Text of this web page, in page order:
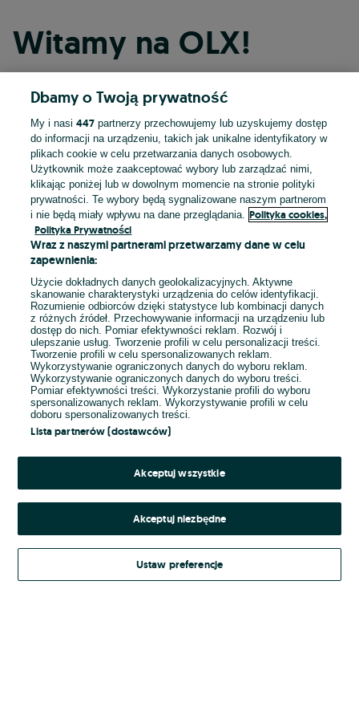
Witamy na OLX!
Kontynuuj przez Facebooka
Kontynuuj przez konto Apple
Kontynuuj przez konto Google
LUB
E-mail
Hasło
Kontynuując za pośrednictwem jednego z dostawców wskazanych powyżej,
Regulamin serwisu OLX.pl w jego aktualnym brzmieniu.
Dbamy o Twoją prywatność
My i nasi447 partnerzy przechowujemy lub uzyskujemy dostęp
do informacji na urządzeniu, takich jak unikalne identyfikatory w
plikach cookie w celu przetwarzania danych osobowych.
Użytkownik może zaakceptować wybory lub zarządzać nimi,
klikając poniżej lub w dowolnym momencie na stronie polityki
prywatności. Te wybory będą sygnalizowane naszym partnerom
i nie będą miały wpływu na dane przeglądania.
Polityka cookies,
Polityka Prywatności
Wraz z naszymi partnerami przetwarzamy dane w celu
zapewnienia:
Użycie dokładnych danych geolokalizacyjnych. Aktywne
skanowanie charakterystyki urządzenia do celów identyfikacji.
Rozumienie odbiorców dzięki statystyce lub kombinacji danych
z różnych źródeł. Przechowywanie informacji na urządzeniu lub
dostęp do nich. Pomiar efektywności reklam. Rozwój i
ulepszanie usług. Tworzenie profili w celu personalizacji treści.
Tworzenie profili w celu spersonalizowanych reklam.
Wykorzystywanie ograniczonych danych do wyboru reklam.
Wykorzystywanie ograniczonych danych do wyboru treści.
Pomiar efektywności treści. Wykorzystanie profili do wyboru
spersonalizowanych reklam. Wykorzystywanie profili w celu
doboru spersonalizowanych treści.
Lista partnerów (dostawców)
Akceptuj wszystkie
Akceptuj niezbędne
Ustaw preferencje